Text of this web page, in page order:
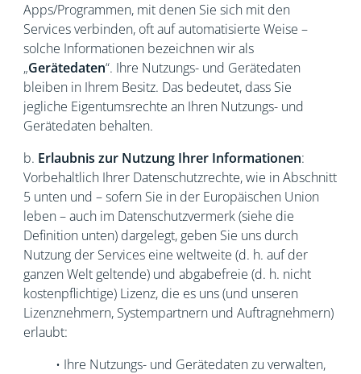
Apps/Programmen, mit denen Sie sich mit den
Services verbinden, oft auf automatisierte Weise –
solche Informationen bezeichnen wir als
„Gerätedaten“. Ihre Nutzungs- und Gerätedaten
bleiben in Ihrem Besitz. Das bedeutet, dass Sie
jegliche Eigentumsrechte an Ihren Nutzungs- und
Gerätedaten behalten.
b. Erlaubnis zur Nutzung Ihrer Informationen:
Vorbehaltlich Ihrer Datenschutzrechte, wie in Abschnitt
5 unten und – sofern Sie in der Europäischen Union
leben – auch im Datenschutzvermerk (siehe die
Definition unten) dargelegt, geben Sie uns durch
Nutzung der Services eine weltweite (d. h. auf der
ganzen Welt geltende) und abgabefreie (d. h. nicht
kostenpflichtige) Lizenz, die es uns (und unseren
Lizenznehmern, Systempartnern und Auftragnehmern)
erlaubt:
• Ihre Nutzungs- und Gerätedaten zu verwalten,